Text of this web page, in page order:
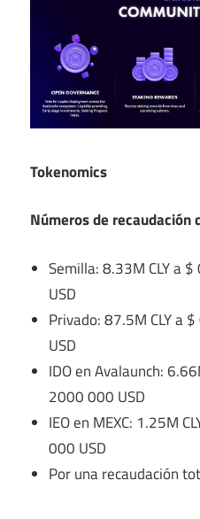
Tokenomics
Números de recaudación
Semilla: 8.33M CLY a
USD
Privado: 87.5M CLY a
USD
IDO en Avalaunch:
2000 000 USD
IEO en MEXC: 1.25M
000 USD
Por una recaudación